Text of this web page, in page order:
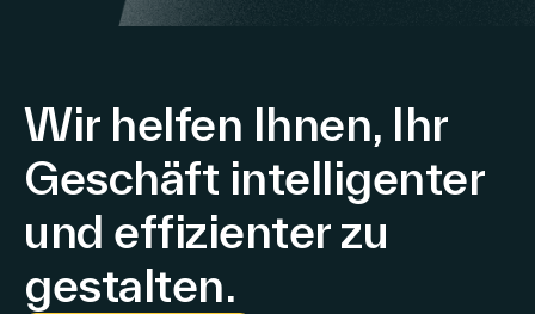
Wir helfen Ihnen, Ihr
Geschäft intelligenter
und effizienter zu
gestalten.